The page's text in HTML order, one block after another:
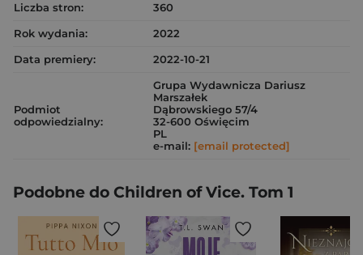
Liczba stron:
360
Rok wydania:
2022
Data premiery:
2022-10-21
Podmiot
odpowiedzialny:
Grupa Wydawnicza Dariusz
Marszałek
Dąbrowskiego 57/4
32-600 Oświęcim
PL
e-mail: [email protected]
Podobne do Children of Vice. Tom 1